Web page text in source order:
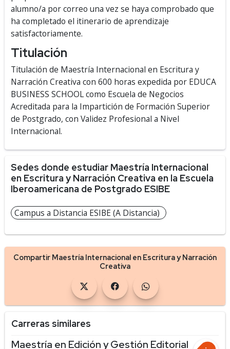
alumno/a por correo una vez se haya comprobado que
ha completado el itinerario de aprendizaje
satisfactoriamente.
Titulación
Titulación de Maestría Internacional en Escritura y
Narración Creativa con 600 horas expedida por EDUCA
BUSINESS SCHOOL como Escuela de Negocios
Acreditada para la Impartición de Formación Superior
de Postgrado, con Validez Profesional a Nivel
Internacional.
Sedes donde estudiar Maestría Internacional
en Escritura y Narración Creativa en la Escuela
Iberoamericana de Postgrado ESIBE
Campus a Distancia ESIBE (A Distancia)
Compartir Maestría Internacional en Escritura y Narración
Creativa
Carreras similares
Maestría en Edición y Gestión Editorial